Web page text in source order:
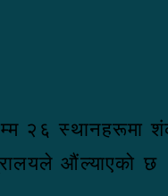
२६
औंल्याएको छ